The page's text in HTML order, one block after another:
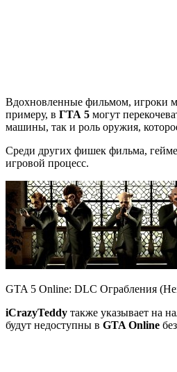
Вдохновленные фильмом, игроки
примеру, в ГТА 5 могут
машины, так и роль оружия,
Среди других фишек фильма,
игровой процесс.
GTA 5 Online: DLC Ограбления
iCrazyTeddy также указывает на
будут недоступны в GTA Online